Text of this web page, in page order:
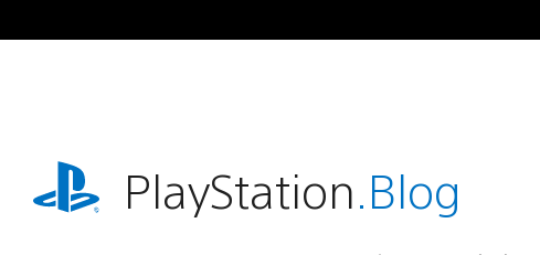
al
playstation.comPlayStation.Blog